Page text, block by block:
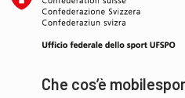
Che cos’è